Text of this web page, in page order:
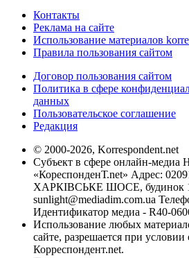
Контакты
Реклама на сайте
Использование материалов
Правила пользования сайтом
Договор пользования сайтом
Политика в сфере
данных
Пользовательское соглашение
Редакция
© 2000-2026, Korrespondent.net
Субъект в сфере онлайн-медиа
«КореспонденТ.net» Адрес:
ХАРКІВСЬКЕ ШОСЕ, будинок
sunlight@mediadim.com.ua
Идентификатор медиа - R40-
Использование любых
сайте, разрешается при
Корреспондент.net.